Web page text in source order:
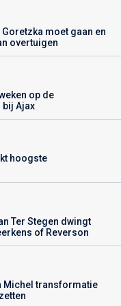
moet gaan en
overtuigen
op de
Ajax
hoogste
Ter Stegen dwingt
of Reverson
Michel transformatie